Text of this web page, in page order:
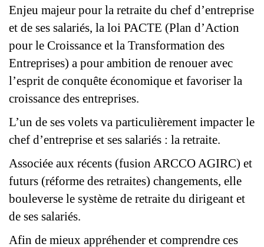
Enjeu majeur pour la retraite du chef d’entreprise
et de ses salariés, la loi PACTE (Plan d’Action
pour le Croissance et la Transformation des
Entreprises) a pour ambition de renouer avec
l’esprit de conquête économique et favoriser la
croissance des entreprises.
L’un de ses volets va particulièrement impacter le
chef d’entreprise et ses salariés : la retraite.
Associée aux récents (fusion ARCCO AGIRC) et
futurs (réforme des retraites) changements, elle
bouleverse le système de retraite du dirigeant et
de ses salariés.
Afin de mieux appréhender et comprendre ces